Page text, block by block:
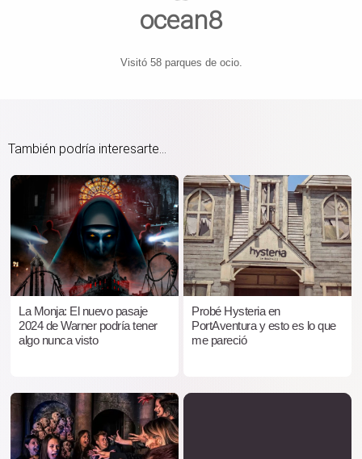
ocean8
Visitó 58 parques de ocio.
También podría interesarte...
La Monja: El nuevo pasaje
2024 de Warner podría tener
algo nunca visto
Probé Hysteria en
PortAventura y esto es lo que
me pareció